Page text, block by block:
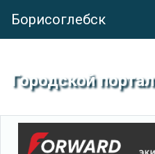
Борисоглебск
Городской портал